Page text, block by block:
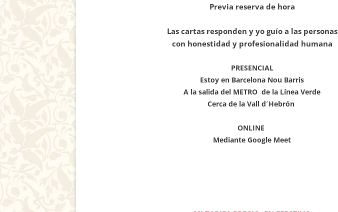
Previa reserva de hora
Las cartas responden y yo guío a las personas
con honestidad y profesionalidad humana
PRESENCIAL
Estoy en Barcelona Nou Barris
A la salida del METRO de la Línea Verde
Cerca de la Vall d´Hebrón
ONLINE
Mediante Google Meet